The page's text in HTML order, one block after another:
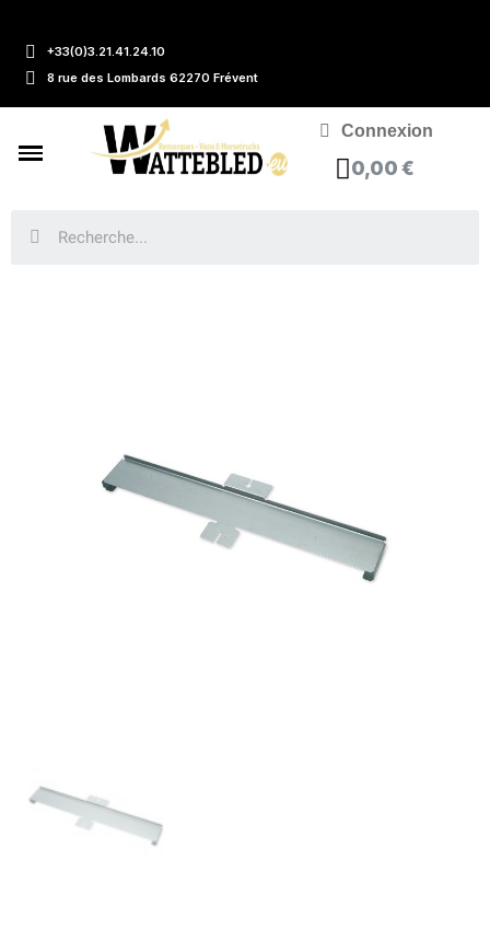
+33(0)3.21.41.24.10
8 rue des Lombards 62270 Frévent
Connexion
0,00 €